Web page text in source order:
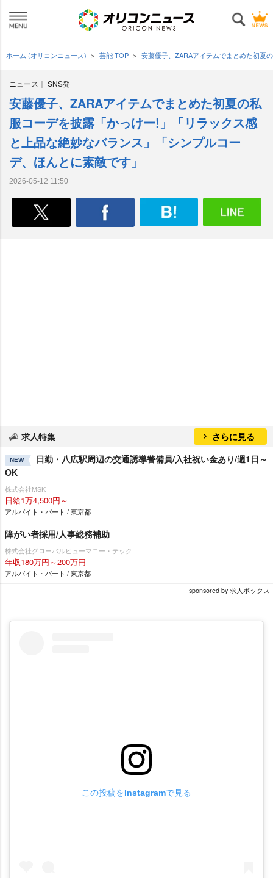
ホーム (オリコンニュース) 芸能 TOP 安藤優子、ZARAアイテムでまとめた初夏
ニュース SNS発
安藤優子、ZARAアイテムでまとめた初夏の私
服コーデを披露「かっけー!」「リラックス感
と上品な絶妙なバランス」「シンプルコー
デ、ほんとに素敵です」
2026-05-12 11:50
求人特集 さらに見る
NEW
日勤・八広駅周辺の交通誘導警備員/入社祝い金あり/週1日～
OK
株式会社MSK
日給1万4,500円～
アルバイト・パート / 東京都
障がい者採用/人事総務補助
株式会社グローバルヒューマニー・テック
年収180万円～200万円
アルバイト・パート / 東京都
sponsored by 求人ボックス
この投稿をInstagramで見る